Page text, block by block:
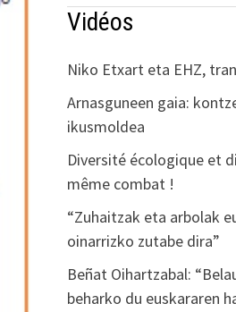
Vidéos
Niko Etxart eta EHZ,
Arnasguneen gaia:
ikusmoldea
Diversité écologique et
même combat !
“Zuhaitzak eta arbolak
oinarrizko zutabe dira”
Beñat Oihartzabal:
beharko du euskararen